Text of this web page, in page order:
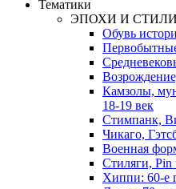
Тематики
ЭПОХИ И СТИЛИ
Обувь
Камзолы,
18-19 век
Стимпанк,
Чикаго,
Военная
Стиляги, Pin
Хиппи: 60-е